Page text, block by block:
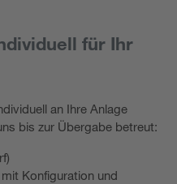
für Ihr
an Ihre Anlage
bis zur Übergabe betreut:
Konfiguration und